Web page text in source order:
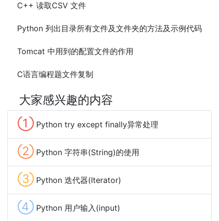
C++ 读取CSV 文件
Python 列出目录所有文件及文件夹的方法及示例代码
Tomcat 中用到的配置文件的作用
C语言编程题文件复制
大家感兴趣的内容
① Python try except finally异常处理
② Python 字符串(String)的使用
③ Python 迭代器(Iterator)
④ Python 用户输入(input)